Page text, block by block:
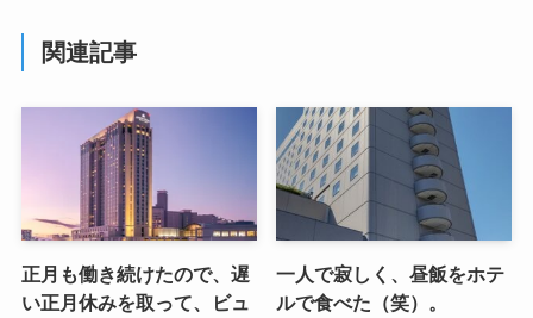
関連記事
正月も働き続けたので、遅
い正月休みを取って、ビュ
一人で寂しく、昼飯をホテ
ルで食べた（笑）。